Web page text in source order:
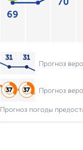
69
Прогноз
Прогноз
Прогноз погоды